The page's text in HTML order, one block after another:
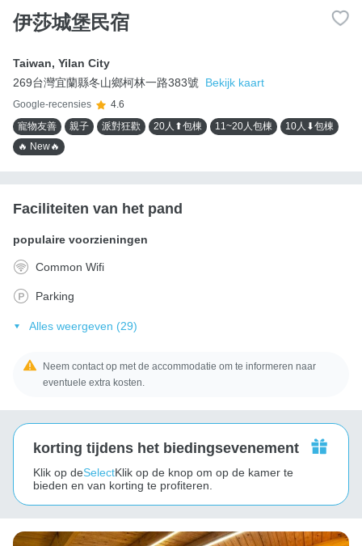
伊莎城堡民宿
Taiwan, Yilan City
269台灣宜蘭縣冬山鄉柯林一路383號
Bekijk kaart
Google-recensies
4.6
寵物友善
親子 派對狂歡 20人⬆包棟 11~20人包棟
10人⬇包棟
🔥 New🔥
Faciliteiten van het pand
populaire voorzieningen
Common Wifi
Parking
Alles weergeven (29)
Neem contact op met de accommodatie om te informeren naar
eventuele extra kosten.
korting tijdens het biedingsevenement
Klik op deSelectKlik op de knop om op de kamer te
bieden en van korting te profiteren.